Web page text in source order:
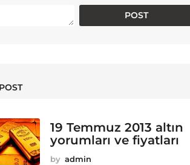
19 Temmuz 2013 altın
yorumları ve fiyatları
by admin